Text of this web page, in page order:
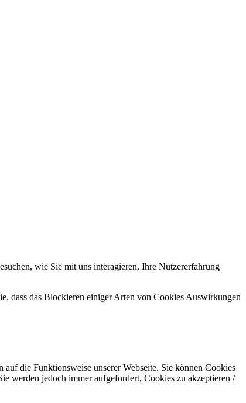
wie Sie mit uns interagieren, Ihre Nutzererfahrung
dass das Blockieren einiger Arten von Cookies Auswirkungen
die Funktionsweise unserer Webseite. Sie können Cookies
werden jedoch immer aufgefordert, Cookies zu akzeptieren /